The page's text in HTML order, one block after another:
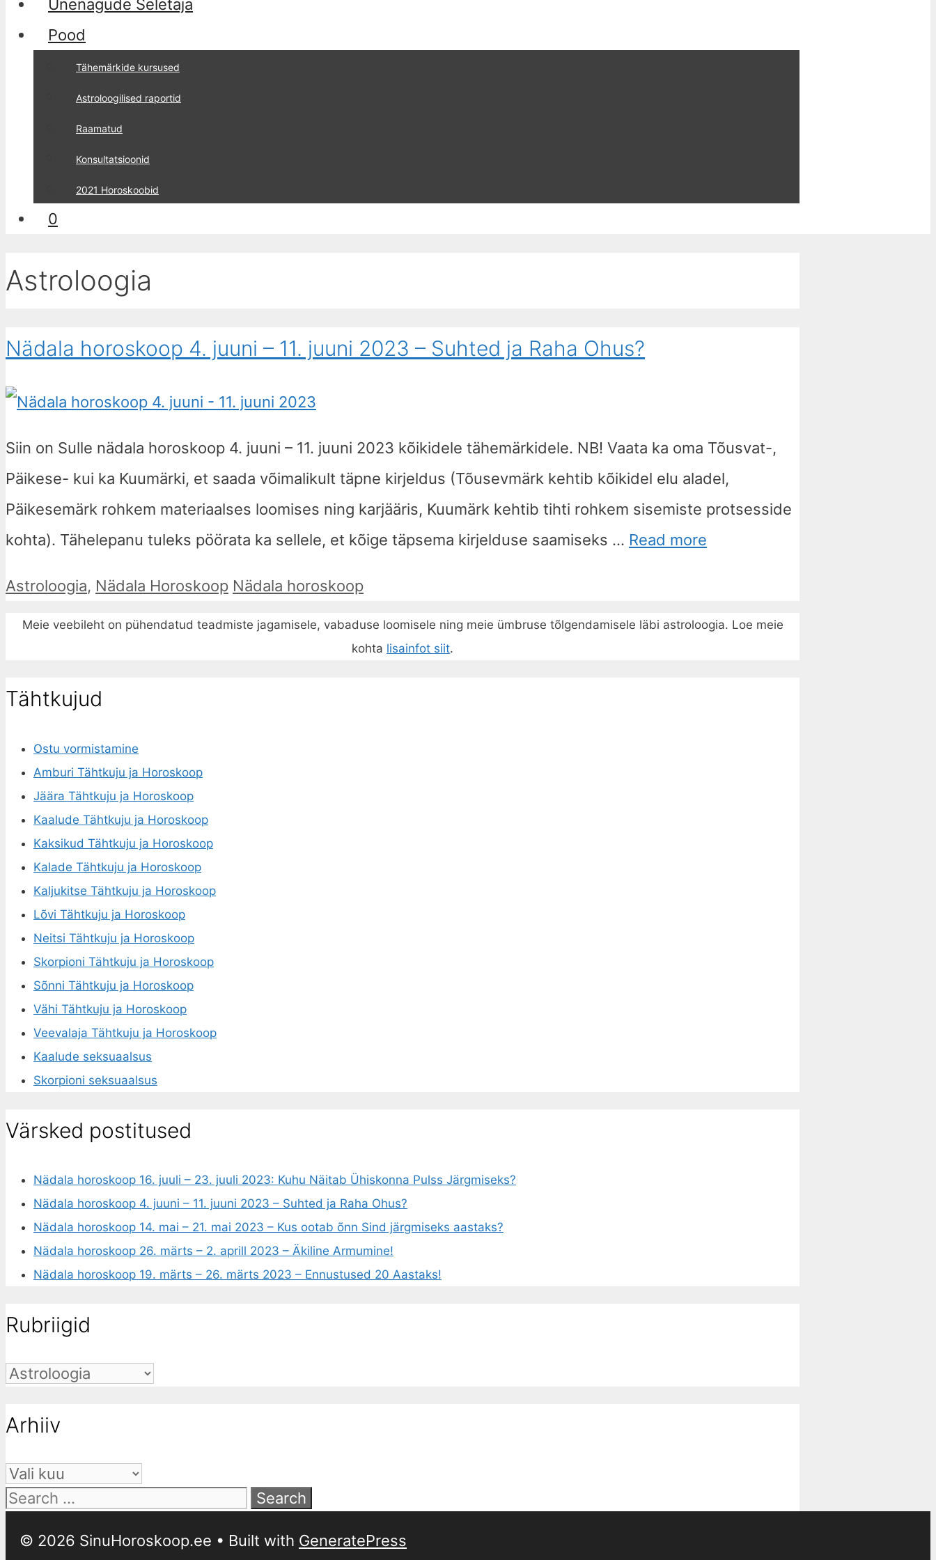
Unenägude Seletaja
Pood
Tähemärkide kursused
Astroloogilised raportid
Raamatud
Konsultatsioonid
2021 Horoskoobid
0
Astroloogia
Nädala horoskoop 4. juuni – 11. juuni 2023 – Suhted ja Raha Ohus?
Siin on Sulle nädala horoskoop 4. juuni – 11. juuni 2023 kõikidele tähemärkidele. NB! Vaata ka oma Tõusvat-,
Päikese- kui ka Kuumärki, et saada võimalikult täpne kirjeldus (Tõusevmärk kehtib kõikidel elu aladel,
Päikesemärk rohkem materiaalses loomises ning karjääris, Kuumärk kehtib tihti rohkem sisemiste protsesside
kohta). Tähelepanu tuleks pöörata ka sellele, et kõige täpsema kirjelduse saamiseks … Read more
Astroloogia, Nädala Horoskoop Nädala horoskoop
Meie veebileht on pühendatud teadmiste jagamisele, vabaduse loomisele ning meie ümbruse tõlgendamisele läbi astroloogia. Loe meie
kohta lisainfot siit.
Tähtkujud
Ostu vormistamine
Amburi Tähtkuju ja Horoskoop
Jäära Tähtkuju ja Horoskoop
Kaalude Tähtkuju ja Horoskoop
Kaksikud Tähtkuju ja Horoskoop
Kalade Tähtkuju ja Horoskoop
Kaljukitse Tähtkuju ja Horoskoop
Lõvi Tähtkuju ja Horoskoop
Neitsi Tähtkuju ja Horoskoop
Skorpioni Tähtkuju ja Horoskoop
Sõnni Tähtkuju ja Horoskoop
Vähi Tähtkuju ja Horoskoop
Veevalaja Tähtkuju ja Horoskoop
Kaalude seksuaalsus
Skorpioni seksuaalsus
Värsked postitused
Nädala horoskoop 16. juuli – 23. juuli 2023: Kuhu Näitab Ühiskonna Pulss Järgmiseks?
Nädala horoskoop 4. juuni – 11. juuni 2023 – Suhted ja Raha Ohus?
Nädala horoskoop 14. mai – 21. mai 2023 – Kus ootab õnn Sind järgmiseks aastaks?
Nädala horoskoop 26. märts – 2. aprill 2023 – Äkiline Armumine!
Nädala horoskoop 19. märts – 26. märts 2023 – Ennustused 20 Aastaks!
Rubriigid
Arhiiv
© 2026 SinuHoroskoop.ee • Built with GeneratePress